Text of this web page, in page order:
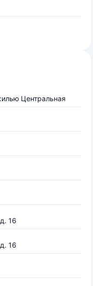
Центральная
16
16